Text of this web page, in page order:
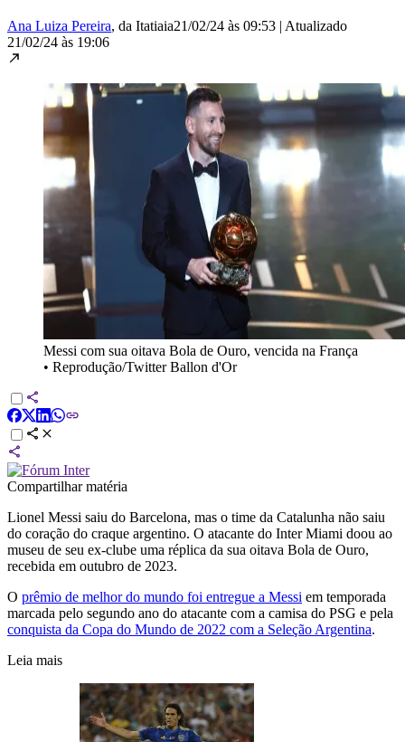
Ana Luiza Pereira, da Itatiaia21/02/24 às 09:53 | Atualizado
21/02/24 às 19:06
Messi com sua oitava Bola de Ouro, vencida na França
• Reprodução/Twitter Ballon d'Or
Compartilhar matéria
Lionel Messi saiu do Barcelona, mas o time da Catalunha não saiu
do coração do craque argentino. O atacante do Inter Miami doou ao
museu de seu ex-clube uma réplica da sua oitava Bola de Ouro,
recebida em outubro de 2023.
O prêmio de melhor do mundo foi entregue a Messi em temporada
marcada pelo segundo ano do atacante com a camisa do PSG e pela
conquista da Copa do Mundo de 2022 com a Seleção Argentina.
Leia mais